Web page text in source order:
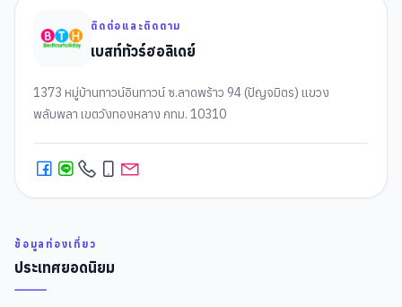
ติดต่อและติดตาม
เบสท์ทัวร์ฮอลิเดย์
1373 หมู่บ้านทาวน์อินทาวน์ ซ.ลาดพร้าว 94 (ปัญจมิตร) แขวง
พลับพลา เขตวังทองหลาง กทม. 10310
ข้อมูลท่องเที่ยว
ประเทศยอดนิยม